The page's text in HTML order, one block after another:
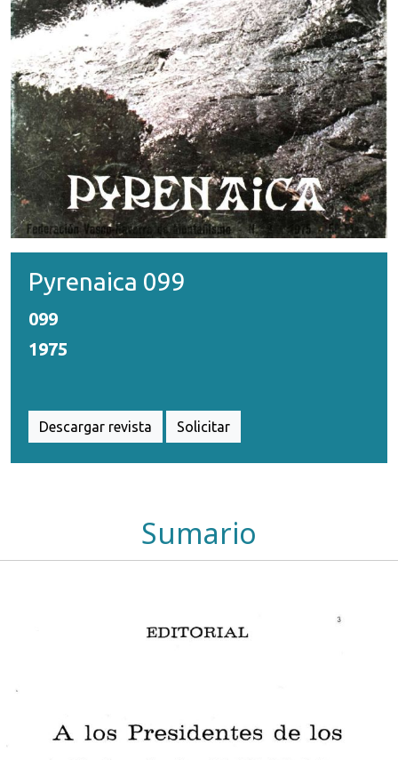
Pyrenaica 099
099
1975
Descargar revista Solicitar
Sumario